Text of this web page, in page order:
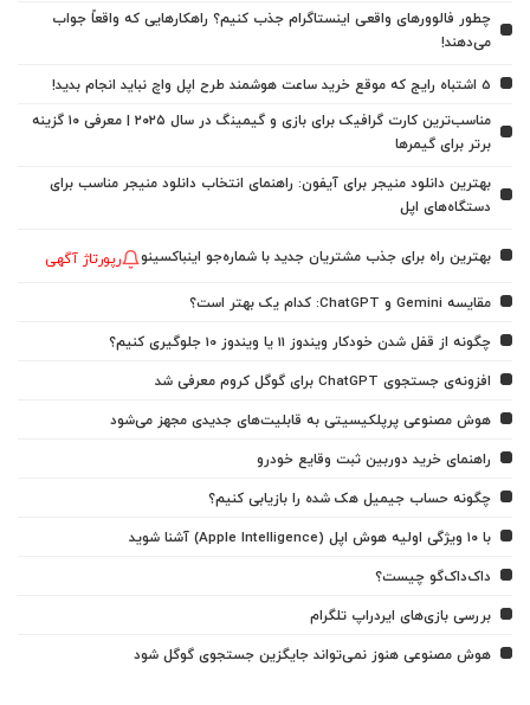
چطور فالوورهای واقعی اینستاگرام جذب کنیم؟ راهکارهایی که واقعاً جواب
می‌دهند!
5 اشتباه رایج که موقع خرید ساعت هوشمند طرح اپل واچ نباید انجام بدید!
مناسب‌ترین کارت گرافیک برای بازی و گیمینگ در سال ۲۰۲۵ | معرفی ۱۰ گزینه
برتر برای گیمرها
بهترین دانلود منیجر برای آیفون: راهنمای انتخاب دانلود منیجر مناسب برای
دستگاه‌های اپل
بهترین راه برای جذب مشتریان جدید با شماره‌جو اینباکسینو رپورتاژ آگهی
مقایسه Gemini و ChatGPT: کدام یک بهتر است؟
چگونه از قفل شدن خودکار ویندوز 11 یا ویندوز 10 جلوگیری کنیم؟
افزونه‌ی جستجوی ChatGPT برای گوگل کروم معرفی شد
هوش مصنوعی پرپلکیسیتی به قابلیت‌های جدیدی مجهز می‌شود
راهنمای خرید دوربین ثبت وقایع خودرو
چگونه حساب جیمیل هک شده را بازیابی کنیم؟
با ۱۰ ویژگی اولیه هوش اپل (Apple Intelligence) آشنا شوید
داک‌داک‌گو چیست؟
بررسی بازی‌های ایردراپ تلگرام
هوش مصنوعی هنوز نمی‌تواند جایگزین جستجوی گوگل شود